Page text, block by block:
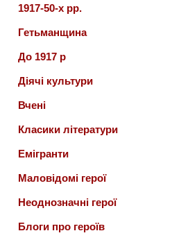
1917-50-х рр.
Гетьманщина
До 1917 р
Діячі культури
Вчені
Класики літератури
Емігранти
Маловідомі герої
Неоднозначні герої
Блоги про героїв